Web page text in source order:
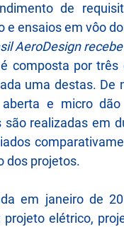
de
ensaios em vôo
AeroDesign
composta por
uma destas. De
e micro
são realizadas em
dos projetos.
em janeiro de
elétrico,